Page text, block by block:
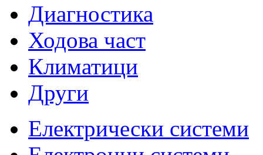
Диагностика
Ходова част
Климатици
Други
Електрически системи